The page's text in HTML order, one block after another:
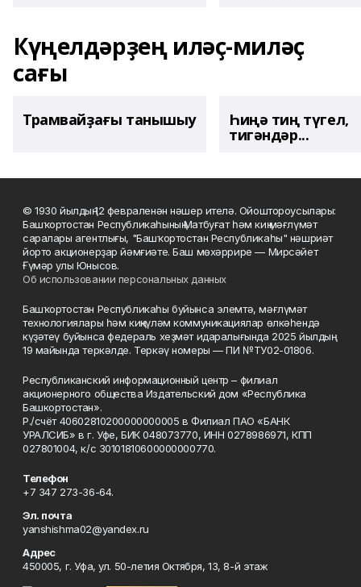
Күңелдәрҙең иләҫ-миләҫ
сағы
Трамвайҙағы танышыу Һиңә тиң түгел,
тигәндәр...
© 1930 йылдың 12 февраленән нәшер ителә. Ойоштороусылары:
Башҡортостан Республикаһының Матбуғат һәм киң мәғлүмәт
саралары агентлығы, "Башҡортостан Республикаһы" нәшриәт
йорто акционерҙар йәмғиәте. Баш мөхәррире — Мирсәйет
Ғүмәр улы Юнысов.
Об использовании персональных данных
Башҡортостан Республикаһы буйынса элемтә, мәғлүмәт
технологиялары һәм киңкүләм коммуникациялар өлкәһендә
күҙәтеү буйынса федераль хеҙмәт идаралығында 2025 йылдың
19 майында теркәлде. Теркәү номеры — ПИ №ТУ02-01806.
Республиканский информационный центр – филиал
акционерного общества Издательский дом «Республика
Башкортостан».
Р./счёт 40602810200000000005 в Филиал ПАО «БАНК
УРАЛСИБ» в г. Уфе, БИК 048073770, ИНН 0278986971, КПП
027801004, к/с 30101810600000000770.
Телефон
+7 347 273-36-64.
Эл. почта
yanshishma02@yandex.ru
Адрес
450005, г. Уфа, ул. 50-летия Октября, 13, 8-й этаж